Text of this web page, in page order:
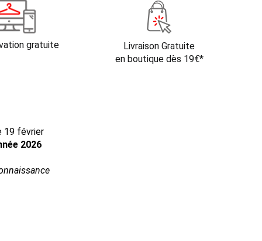
gratuite
Livraison Gratuite
en boutique dès 19€*
19 février
2026